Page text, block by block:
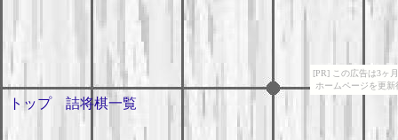
[PR] この広告は3ヶ
ホームページを更
トップ 詰将棋一覧